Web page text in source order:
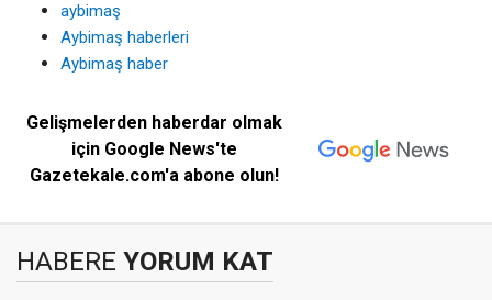
aybimaş
Aybimaş haberleri
Aybimaş haber
Gelişmelerden haberdar olmak
için Google News'te
Gazetekale.com'a abone olun!
HABERE YORUM KAT